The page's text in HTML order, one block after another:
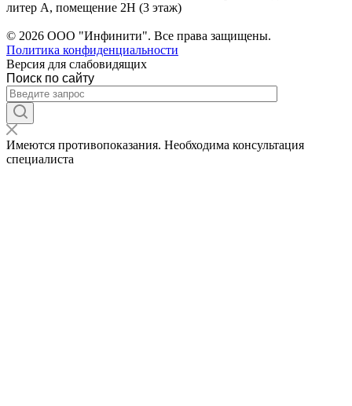
литер А, помещение 2Н (3 этаж)
© 2026 ООО "Инфинити". Все права защищены.
Политика конфиденциальности
Версия для слабовидящих
Поиск по сайту
Имеются противопоказания. Необходима консультация
специалиста